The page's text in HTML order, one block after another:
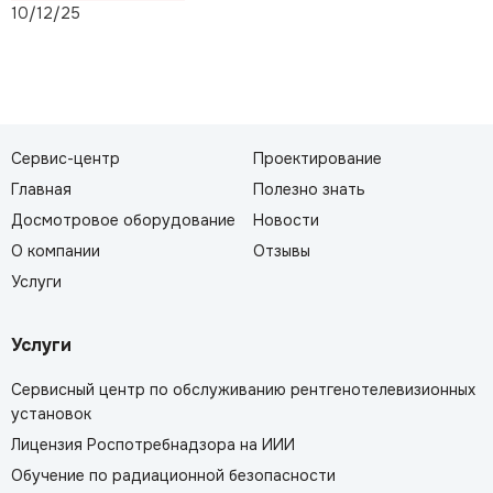
10/12/25
Сервис-центр
Главная
Досмотровое оборудование
О компании
Услуги
Проектирование
Полезно знать
Новости
Отзывы
Услуги
Сервисный центр по обслуживанию рентгенотелевизионных
установок
Лицензия Роспотребнадзора на ИИИ
Обучение по радиационной безопасности